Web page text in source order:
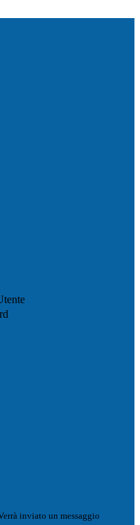
inviato un messaggio